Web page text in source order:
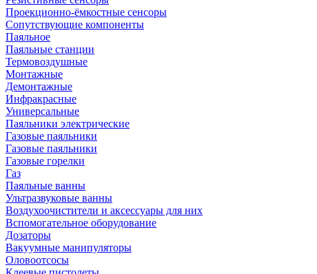
Проекционно-ёмкостные сенсоры
Сопутствующие компоненты
Паяльное
Паяльные станции
Термовоздушные
Монтажные
Демонтажные
Инфракрасные
Универсальные
Паяльники электрические
Газовые паяльники
Газовые паяльники
Газовые горелки
Газ
Паяльные ванны
Ультразвуковые ванны
Воздухоочистители и аксессуары для них
Вспомогательное оборудование
Дозаторы
Вакуумные манипуляторы
Оловоотсосы